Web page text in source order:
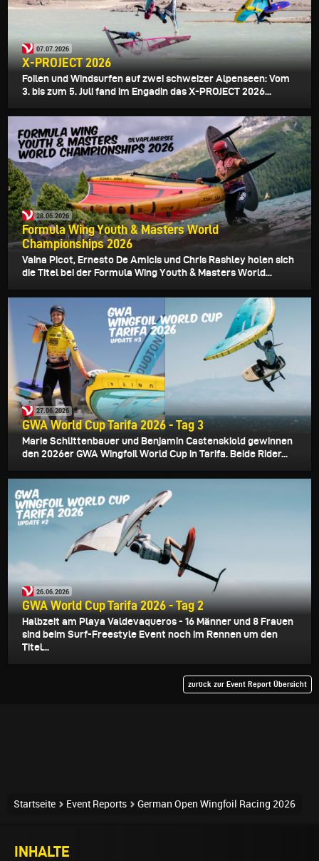
07.07.2026
X-PROJECT 2026
Foilen und Windsurfen auf zwei schweizer Alpenseen: Vom
3. bis zum 5. Juli fand im Engadin das X-PROJECT 2026...
28.06.2026
Formula Wing Youth & Masters World
Championships 2026
Vaina Picot, Ernesto De Amicis und Chris Rashley holen sich
die Titel bei der Formula Wing Youth & Masters World...
27.06.2026
GWA World Cup Tarifa 2026 - Tag 3
Marie Schlittenbauer und Benjamin Castenskiold gewinnen
den 2026er GWA Wingfoil World Cup in Tarifa. Beide Rider...
26.06.2026
GWA World Cup Tarifa 2026 - Tag 2
Halbzeit am Playa Valdevaqueros - 16 Männer und 8 Frauen
sind beim Surf-Freestyle Event noch im Rennen um den
Titel...
zurück zur Event Report Übersicht
Startseite Event Reports German Open Wingfoil Racing 2026
INHALTE